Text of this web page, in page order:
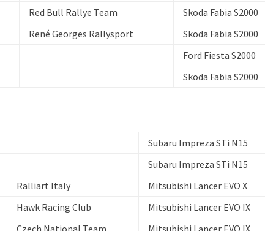
Red Bull Rallye Team Skoda Fabia S2000
René Georges Rallysport Skoda Fabia S2000
Ford Fiesta S2000
Skoda Fabia S2000
Subaru Impreza STi N15
Subaru Impreza STi N15
Ralliart Italy Mitsubishi Lancer EVO X
Hawk Racing Club Mitsubishi Lancer EVO IX
Czech National Team Mitsubishi Lancer EVO IX